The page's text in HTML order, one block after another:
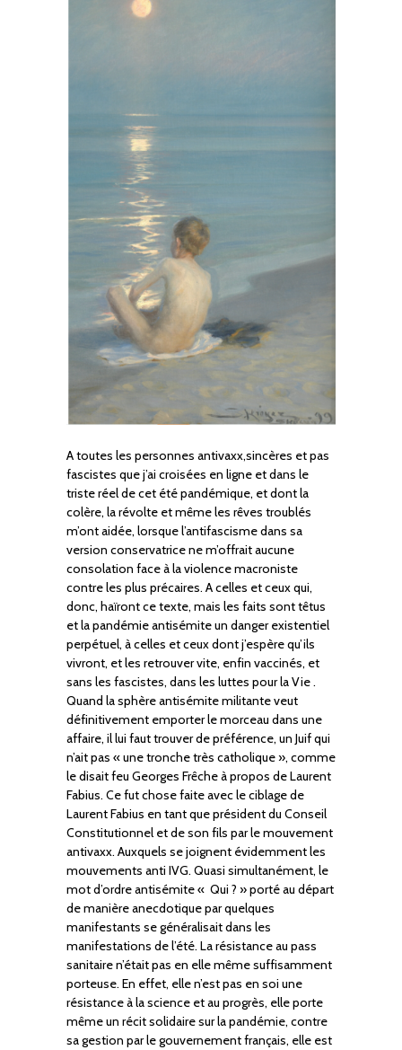
A toutes les personnes antivaxx,sincères et pas
fascistes que j’ai croisées en ligne et dans le
triste réel de cet été pandémique, et dont la
colère, la révolte et même les rêves troublés
m’ont aidée, lorsque l’antifascisme dans sa
version conservatrice ne m’offrait aucune
consolation face à la violence macroniste
contre les plus précaires. A celles et ceux qui,
donc, haïront ce texte, mais les faits sont têtus
et la pandémie antisémite un danger existentiel
perpétuel, à celles et ceux dont j’espère qu’ils
vivront, et les retrouver vite, enfin vaccinés, et
sans les fascistes, dans les luttes pour la Vie .
Quand la sphère antisémite militante veut
définitivement emporter le morceau dans une
affaire, il lui faut trouver de préférence, un Juif qui
n’ait pas « une tronche très catholique », comme
le disait feu Georges Frêche à propos de Laurent
Fabius. Ce fut chose faite avec le ciblage de
Laurent Fabius en tant que président du Conseil
Constitutionnel et de son fils par le mouvement
antivaxx. Auxquels se joignent évidemment les
mouvements anti IVG. Quasi simultanément, le
mot d’ordre antisémite « Qui ? » porté au départ
de manière anecdotique par quelques
manifestants se généralisait dans les
manifestations de l’été. La résistance au pass
sanitaire n’était pas en elle même suffisamment
porteuse. En effet, elle n’est pas en soi une
résistance à la science et au progrès, elle porte
même un récit solidaire sur la pandémie, contre
sa gestion par le gouvernement français, elle est